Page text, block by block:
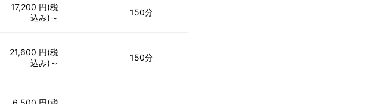
17,200 円(税
込み)～
150分
21,600 円(税
込み)～
150分